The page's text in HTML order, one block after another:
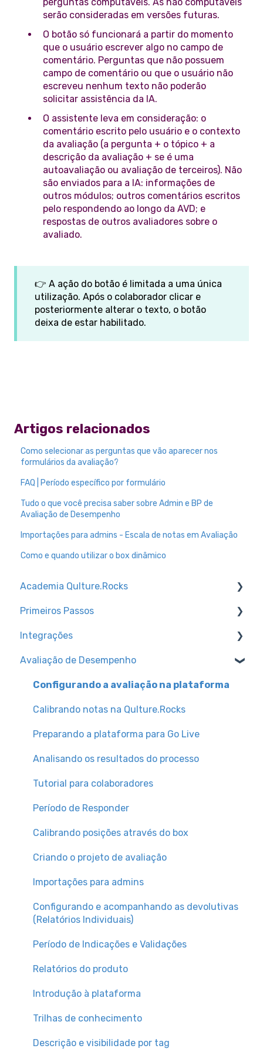
serão consideradas em versões futuras.
O botão só funcionará a partir do momento
que o usuário escrever algo no campo de
comentário. Perguntas que não possuem
campo de comentário ou que o usuário não
escreveu nenhum texto não poderão
solicitar assistência da IA.
O assistente leva em consideração: o
comentário escrito pelo usuário e o contexto
da avaliação (a pergunta + o tópico + a
descrição da avaliação + se é uma
autoavaliação ou avaliação de terceiros). Não
são enviados para a IA: informações de
outros módulos; outros comentários escritos
pelo respondendo ao longo da AVD; e
respostas de outros avaliadores sobre o
avaliado.
👉 A ação do botão é limitada a uma única
utilização. Após o colaborador clicar e
posteriormente alterar o texto, o botão
deixa de estar habilitado.
Artigos relacionados
Como selecionar as perguntas que vão aparecer nos
formulários da avaliação?
FAQ | Período específico por formulário
Tudo o que você precisa saber sobre Admin e BP de
Avaliação de Desempenho
Importações para admins - Escala de notas em Avaliação
Como e quando utilizar o box dinâmico
Academia Qulture.Rocks
Feedbacks e Reconhecimento
Preparando a empresa para o lançamento da
Primeiros Passos
Trilhas de conhecimento
Configurações de Ambiente
Como acessar a Qulture.Rocks
Configurações de Usuários
Integrações
Canal para dúvidas técnicas + dicas
Tipos de integração de base de usuários
Slack
Avaliação de Desempenho
Configurando a avaliação na plataforma
Calibrando notas na Qulture.Rocks
Preparando a plataforma para Go Live
Analisando os resultados do processo
Tutorial para colaboradores
Período de Responder
Calibrando posições através do box
Criando o projeto de avaliação
Importações para admins
Configurando e acompanhando as devolutivas
(Relatórios Individuais)
Período de Indicações e Validações
Relatórios do produto
Introdução à plataforma
Trilhas de conhecimento
Descrição e visibilidade por tag